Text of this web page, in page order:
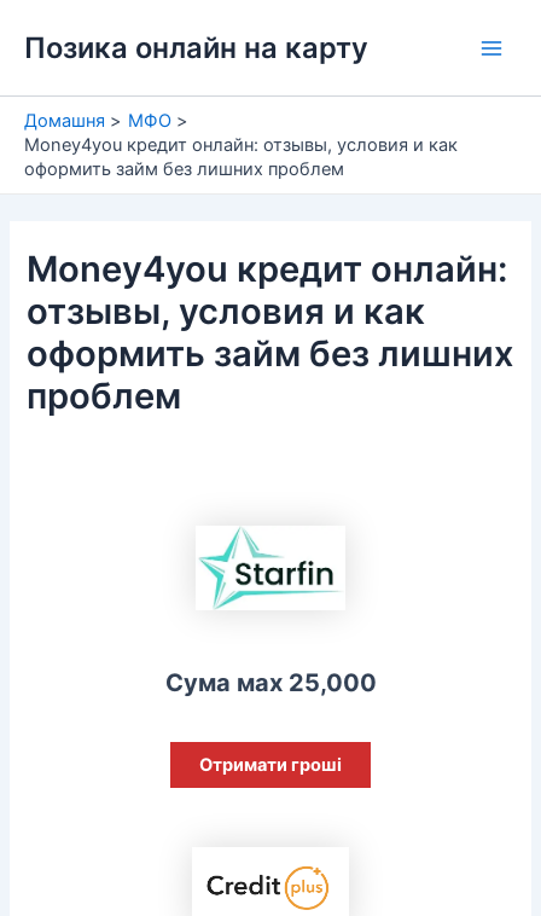
Позика онлайн на карту
Домашня
МФО
Money4you кредит онлайн: отзывы, условия и как
оформить займ без лишних проблем
Money4you кредит онлайн:
отзывы, условия и как
оформить займ без лишних
проблем
Сума мах 25,000
Отримати гроші